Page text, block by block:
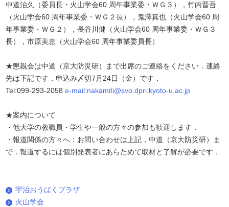
中道治久（委員長・火山学会60 周年事業委・ＷＧ３），竹内晋吾
（火山学会60 周年事業委・ＷＧ２長），鬼澤真也（火山学会60 周
年事業委・ＷＧ２），長谷川健（火山学会60 周年事業委・ＷＧ３
長），市原美恵（火山学会60 周年事業委員長）
★懇親会は中道（京大防災研）まで出席のご連絡をください．連絡
先は下記です．申込み〆切7月24日（金）です．
Tel:099-293-2058e-mail:nakamiti@svo.dpri.kyoto-u.ac.jp
★案内について
・他大学の教職員・学生や一般の方々の参加も歓迎します．
・報道関係の方々へ：お問い合わせは上記，中道（京大防災研）ま
で．報道するには個別発表者にあらためて取材と了解が必要です．
宇治おうばくプラザ
火山学会